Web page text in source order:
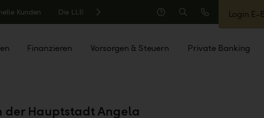
Kunden Die LLB
Hilfe
Suche
Anrufen
Login E-
Finanzieren Vorsorgen & Steuern Private Banking
der Hauptstadt Angela